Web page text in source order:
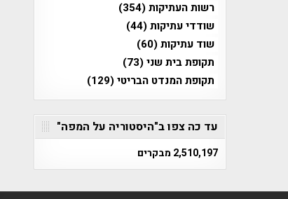
רשות העתיקות(354)
שודדי עתיקות(44)
שוד עתיקות(60)
תקופת בית שני(73)
תקופת המנדט הבריטי(129)
עד כה צפו ב"היסטוריה על המפה"
2,510,197 מבקרים